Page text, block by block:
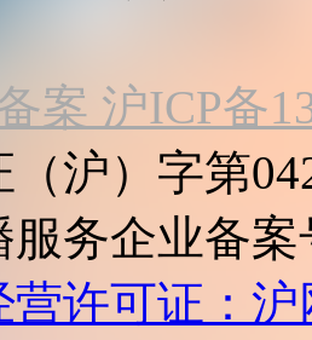
案 沪ICP备
沪）字第
务企业备案
营许可证：